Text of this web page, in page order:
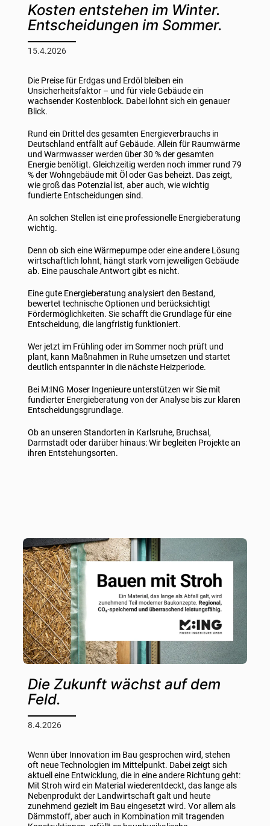
Kosten entstehen im Winter.
Entscheidungen im Sommer.
15.4.2026
Die Preise für Erdgas und Erdöl bleiben ein
Unsicherheitsfaktor – und für viele Gebäude ein
wachsender Kostenblock. Dabei lohnt sich ein genauer
Blick.
Rund ein Drittel des gesamten Energieverbrauchs in
Deutschland entfällt auf Gebäude. Allein für Raumwärme
und Warmwasser werden über 30 % der gesamten
Energie benötigt. Gleichzeitig werden noch immer rund 79
% der Wohngebäude mit Öl oder Gas beheizt. Das zeigt,
wie groß das Potenzial ist, aber auch, wie wichtig
fundierte Entscheidungen sind.
An solchen Stellen ist eine professionelle Energieberatung
wichtig.
Denn ob sich eine Wärmepumpe oder eine andere Lösung
wirtschaftlich lohnt, hängt stark vom jeweiligen Gebäude
ab. Eine pauschale Antwort gibt es nicht.
Eine gute Energieberatung analysiert den Bestand,
bewertet technische Optionen und berücksichtigt
Fördermöglichkeiten. Sie schafft die Grundlage für eine
Entscheidung, die langfristig funktioniert.
Wer jetzt im Frühling oder im Sommer noch prüft und
plant, kann Maßnahmen in Ruhe umsetzen und startet
deutlich entspannter in die nächste Heizperiode.
Bei M:ING Moser Ingenieure unterstützen wir Sie mit
fundierter Energieberatung von der Analyse bis zur klaren
Entscheidungsgrundlage.
Ob an unseren Standorten in Karlsruhe, Bruchsal,
Darmstadt oder darüber hinaus: Wir begleiten Projekte an
ihren Entstehungsorten.
Die Zukunft wächst auf dem
Feld.
8.4.2026
Wenn über Innovation im Bau gesprochen wird, stehen
oft neue Technologien im Mittelpunkt. Dabei zeigt sich
aktuell eine Entwicklung, die in eine andere Richtung geht:
Mit Stroh wird ein Material wiederentdeckt, das lange als
Nebenprodukt der Landwirtschaft galt und heute
zunehmend gezielt im Bau eingesetzt wird. Vor allem als
Dämmstoff, aber auch in Kombination mit tragenden